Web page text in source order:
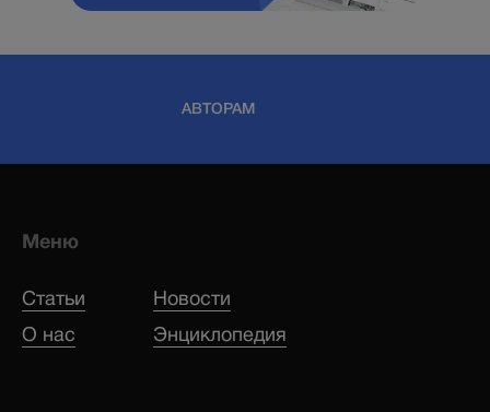
АВТОРАМ
Меню
Статьи
Новости
О нас
Энциклопедия